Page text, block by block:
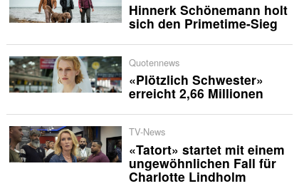
Hinnerk Schönemann holt
sich den Primetime-Sieg
Quotennews
«Plötzlich Schwester»
erreicht 2,66 Millionen
TV-News
«Tatort» startet mit einem
ungewöhnlichen Fall für
Charlotte Lindholm